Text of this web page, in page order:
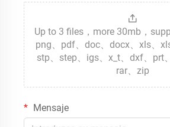
Up to 3 files，more 30mb，
png、pdf、doc、docx、xls、
stp、step、igs、x_t、dxf、prt
rar、zip
Mensaje